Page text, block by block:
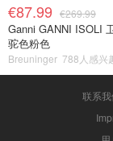
€87.99 €269.99
Ganni GANNI ISOLI
驼色粉色
Breuninger 788人感兴
联系我